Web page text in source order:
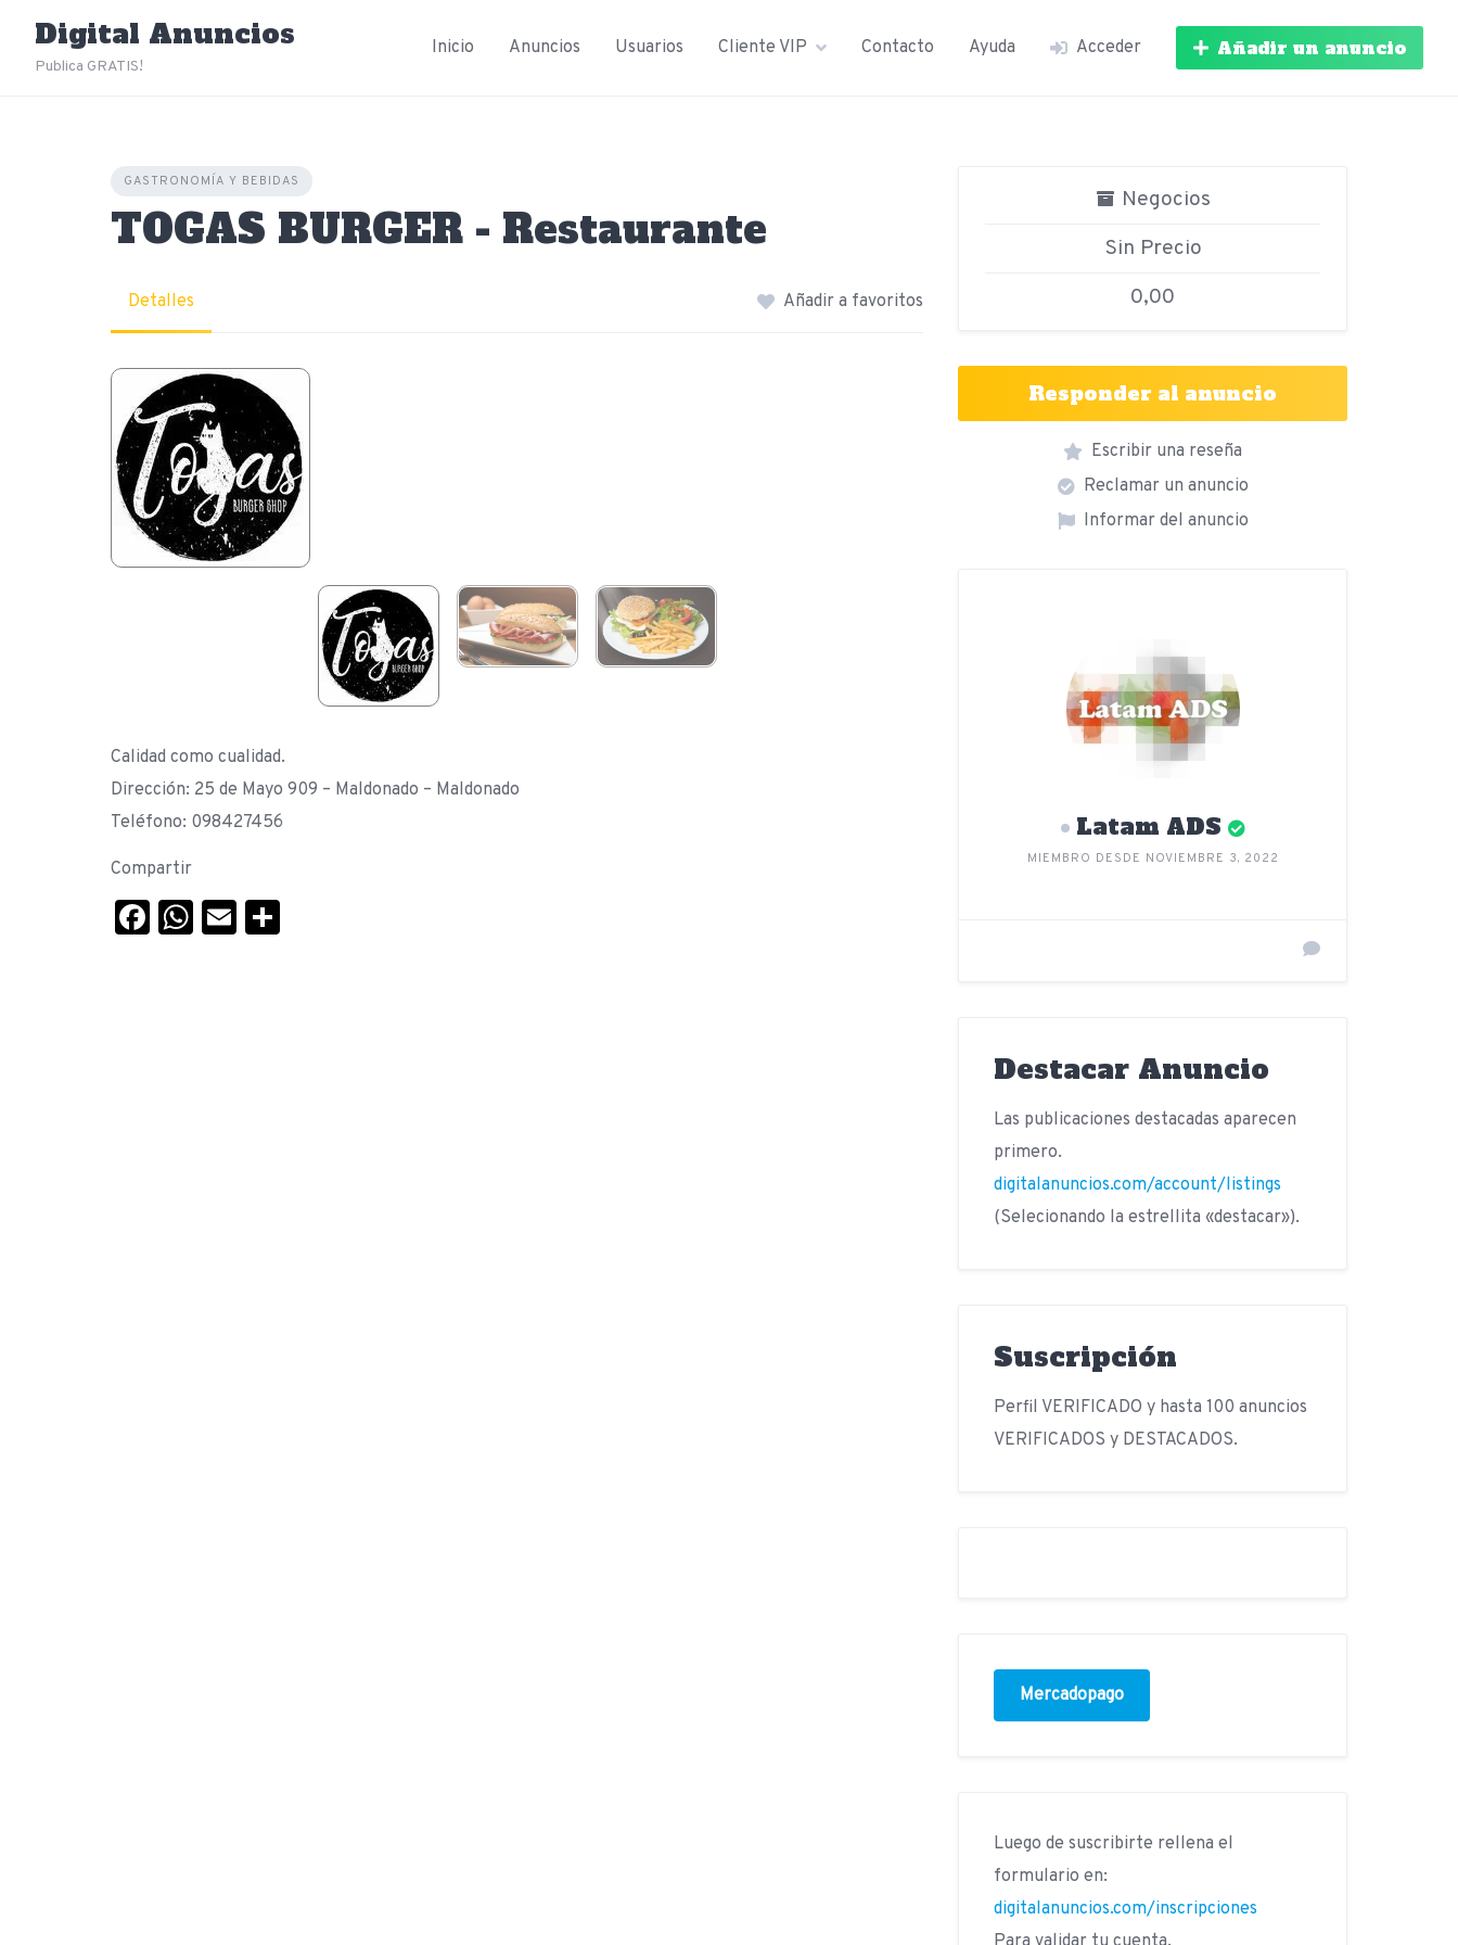
content
Digital Anuncios
Publica GRATIS!
Inicio Anuncios Usuarios Cliente VIP Contacto Ayuda Acceder Añadir un anuncio
GASTRONOMÍA Y BEBIDAS
TOGAS BURGER - Restaurante
Detalles Añadir a favoritos
Calidad como cualidad.
Dirección: 25 de Mayo 909 – Maldonado – Maldonado
Teléfono: 098427456
Compartir
Facebook
WhatsApp
Email
Negocios
Sin Precio
0,00
Responder al anuncio
Escribir una reseña
Reclamar un anuncio
Informar del anuncio
Latam ADS
MIEMBRO DESDE NOVIEMBRE 3, 2022
Destacar Anuncio
Las publicaciones destacadas aparecen
primero.
digitalanuncios.com/account/listings
(Selecionando la estrellita «destacar»).
Suscripción
Perfil VERIFICADO y hasta 100 anuncios
VERIFICADOS y DESTACADOS.
Mercadopago
Luego de suscribirte rellena el
formulario en:
digitalanuncios.com/inscripciones